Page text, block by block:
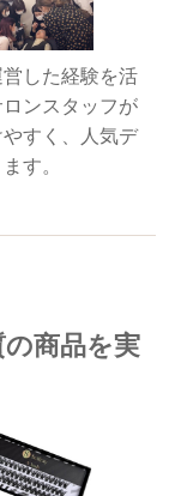
した経験を活
ンスタッフが
すく、人気デ
す。
商品を実